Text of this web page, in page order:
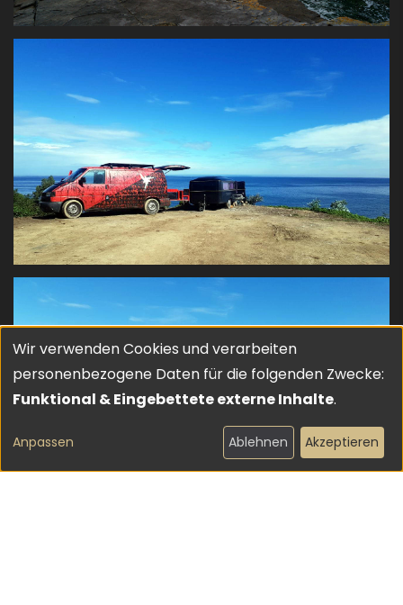
Verwendung
von
personenbezogenen
Daten
Wir verwenden Cookies und verarbeiten
personenbezogene Daten für die folgenden Zwecke:
Funktional & Eingebettete externe Inhalte.
Anpassen Ablehnen Akzeptieren